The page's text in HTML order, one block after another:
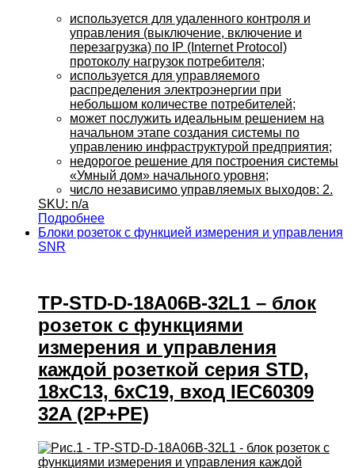
используется для удаленного контроля и
управления (выключение, включение и
перезагрузка) по IP (Internet Protocol)
протоколу нагрузок потребителя;
используется для управляемого
распределения электроэнергии при
небольшом количестве потребителей;
может послужить идеальным решением на
начальном этапе создания системы по
управлению инфраструктурой предприятия;
недорогое решение для построения системы
«Умный дом» начального уровня;
число независимо управляемых выходов: 2.
SKU: n/a
Подробнее
Блоки розеток с функцией измерения и управления
SNR
TP-STD-D-18A06B-32L1 – блок
розеток с функциями
измерения и управления
каждой розеткой серия STD,
18xC13, 6xC19, вход IEC60309
32A (2P+PE)